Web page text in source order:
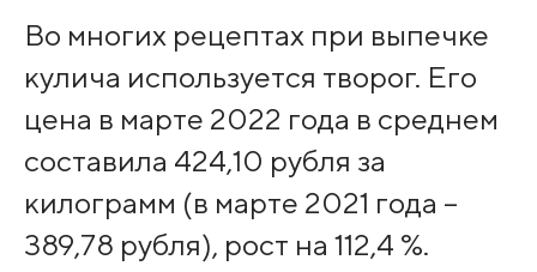
Во многих рецептах при выпечке
кулича используется творог. Его
цена в марте 2022 года в среднем
составила 424,10 рубля за
килограмм (в марте 2021 года –
389,78 рубля), рост на 112,4 %.